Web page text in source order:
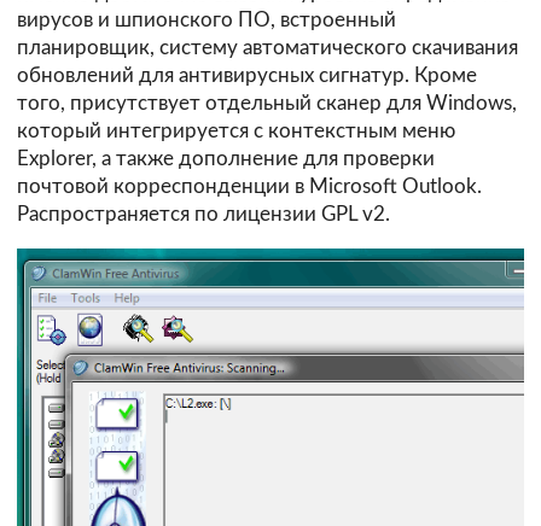
вирусов и шпионского ПО, встроенный
планировщик, систему автоматического скачивания
обновлений для антивирусных сигнатур. Кроме
того, присутствует отдельный сканер для Windows,
который интегрируется с контекстным меню
Explorer, а также дополнение для проверки
почтовой корреспонденции в Microsoft Outlook.
Распространяется по лицензии GPL v2.